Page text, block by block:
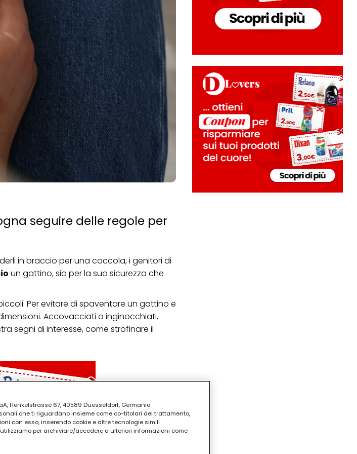
seguire delle regole per
in braccio per una coccola, i genitori di
un gattino, sia per la sua sicurezza che
Per evitare di spaventare un gattino e
Accovacciati o inginocchiati,
segni di interesse, come strofinare il
Henkelstrasse 67, 40589 Duesseldorf, Germania
che ti riguardano insieme come co-titolari del trattamento,
con esso, inserendo cookie e altre tecnologie simili
per archiviare/accedere a ulteriori informazioni come